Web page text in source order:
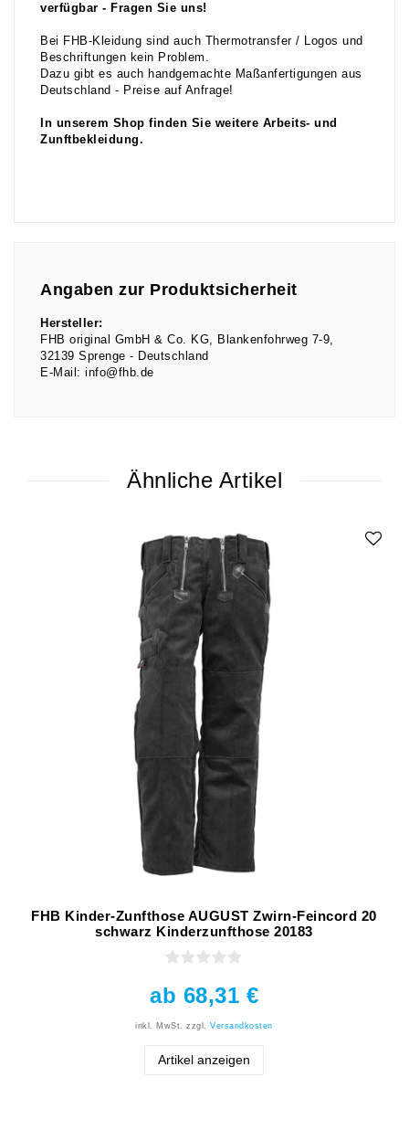
verfügbar - Fragen Sie uns!
Bei FHB-Kleidung sind auch Thermotransfer / Logos und
Beschriftungen kein Problem.
Dazu gibt es auch handgemachte Maßanfertigungen aus
Deutschland - Preise auf Anfrage!
In unserem Shop finden Sie weitere Arbeits- und
Zunftbekleidung.
Angaben zur Produktsicherheit
Hersteller:
FHB original GmbH & Co. KG
Blankenfohrweg 7-9
32139 Sprenge
Deutschland
E-Mail: info@fhb.de
Ähnliche Artikel
FHB Kinder-Zunfthose AUGUST Zwirn-Feincord 20
schwarz Kinderzunfthose 20183
ab 68,31 €
inkl. MwSt. zzgl.Versandkosten
Artikel anzeigen